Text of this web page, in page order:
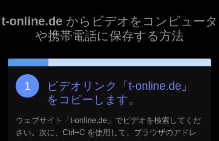
t-online.de からビデオをコンピュータ
や携帯電話に保存する方法
ビデオリンク「t-online.de 」
をコピーします。
ウェブサイト「 t-online.de 」でビデオを検索してくだ
さい。次に、Ctrl+C を使用して、ブラウザのアドレ